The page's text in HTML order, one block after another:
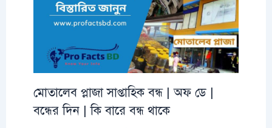
মোতালেব প্লাজা সাপ্তাহিক বন্ধ | অফ ডে |
বন্ধের দিন | কি বারে বন্ধ থাকে